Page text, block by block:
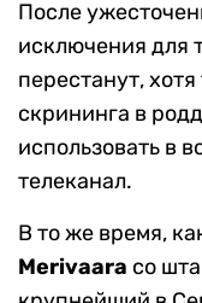
После
исключения для
перестанут,
скрининга в
использовать в
телеканал.
В то же время,
Merivaara со